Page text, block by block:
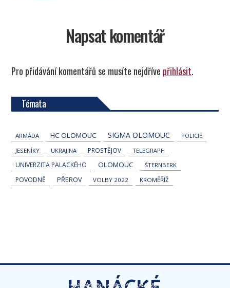
Napsat komentář
Pro přidávání komentářů se musíte nejdříve přihlásit.
Témata
ARMÁDA HC OLOMOUC SIGMA OLOMOUC
POLICIE
JESENÍKY
UKRAJINA PROSTĚJOV TELEGRAPH
UNIVERZITA PALACKÉHO OLOMOUC ŠTERNBERK
POVODNĚ PŘEROV VOLBY 2022 KROMĚŘÍŽ